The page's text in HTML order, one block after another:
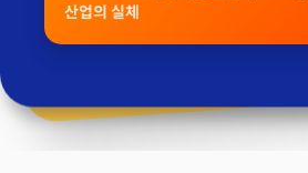
산업의 실체